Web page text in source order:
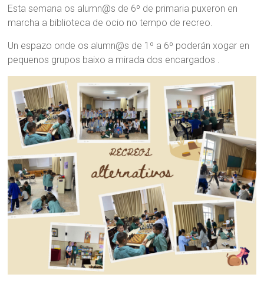
Esta semana os alumn@s de 6º de primaria puxeron en
marcha a biblioteca de ocio no tempo de recreo.
Un espazo onde os alumn@s de 1º a 6º poderán xogar en
pequenos grupos baixo a mirada dos encargados .